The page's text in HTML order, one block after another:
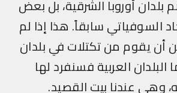
أوروبا الشرقية، بل بعض
سابقاً. هذا إذا لم
من تكتلات في بلدان
العربية فسنفرد لها
عندنا بيت القصيد.